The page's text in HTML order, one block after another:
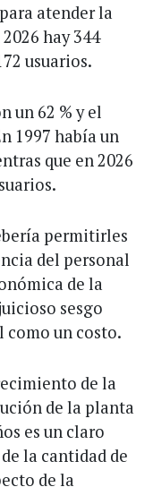
atender la
hay 344
usuarios.
un 62 % y el
1997 había un
que en 2026
permitirles
del personal
de la
sesgo
como un costo.
de la
de la planta
es un claro
la cantidad de
de la